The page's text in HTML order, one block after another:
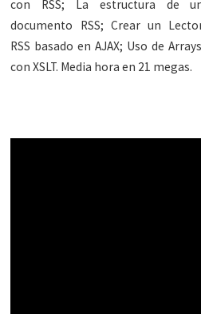
con RSS; La estructura de
documento RSS; Crear un
RSS basado en AJAX; Uso de
con XSLT. Media hora en 21 megas.